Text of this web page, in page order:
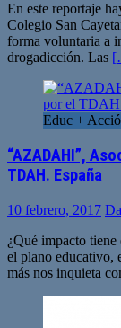
En este reportaje
Colegio San
forma voluntaria a
drogadicción. Las
Educ +
“AZADAHI”,
TDAH. España
10 febrero, 2017
¿Qué impacto
el plano educativo,
más nos inquieta